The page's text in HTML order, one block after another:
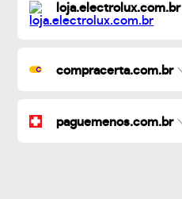
loja.electrolux.com.br
compracerta.com.br
paguemenos.com.br